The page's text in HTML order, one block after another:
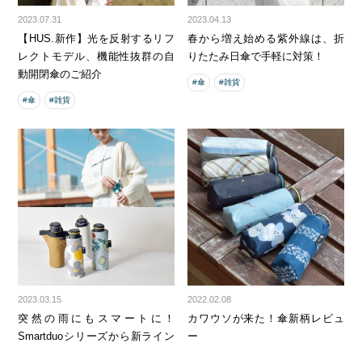
2023.07.31
【HUS.新作】光を反射するリフ
レクトモデル、機能性抜群の自
動開閉傘のご紹介
#傘 #雑貨
2023.04.13
春から増え始める紫外線は、折
りたたみ日傘で手軽に対策！
#傘 #雑貨
2023.03.15
突然の雨にもスマートに！
Smartduoシリーズから新ライン
2022.02.08
カワウソが来た！傘新柄レビュ
ー